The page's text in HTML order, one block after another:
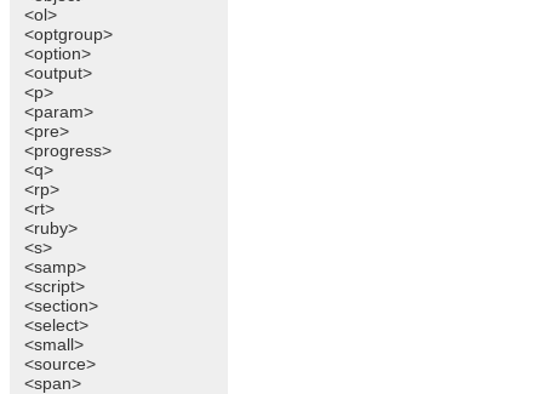
<ol>
<optgroup>
<option>
<output>
<p>
<param>
<pre>
<progress>
<q>
<rp>
<rt>
<ruby>
<s>
<samp>
<script>
<section>
<select>
<small>
<source>
<span>